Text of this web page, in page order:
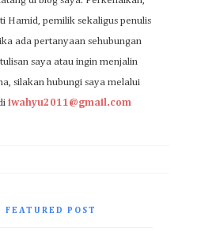
Hamid, pemilik sekaligus penulis
ada pertanyaan sehubungan
saya atau ingin menjalin
silakan hubungi saya melalui
iwahyu2011@gmail.com
FEATURED POST